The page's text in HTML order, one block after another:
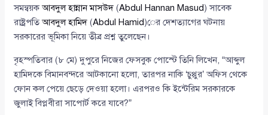
সমন্বয়কআবদুল হান্নান মাসউদ (Abdul Hannan Masud) সাবেক
রাষ্ট্রপতিআবদুল হামিদ (Abdul Hamid)ের দেশত্যাগের ঘটনায়
সরকারের ভূমিকা নিয়ে তীব্র প্রশ্ন তুলেছেন।
বৃহস্পতিবার (৮ মে) দুপুরে নিজের ফেসবুক পোস্টে তিনি লিখেন, “আব্দুল
হামিদকে বিমানবন্দরে আটকানো হলো, তারপর নাকি ‘চুপ্পুর’ অফিস থেকে
ফোন কল পেয়ে ছেড়ে দেওয়া হলো। এরপরও কি ইন্টেরিম সরকারকে
জুলাই বিপ্লবীরা সাপোর্ট করে যাবে?”